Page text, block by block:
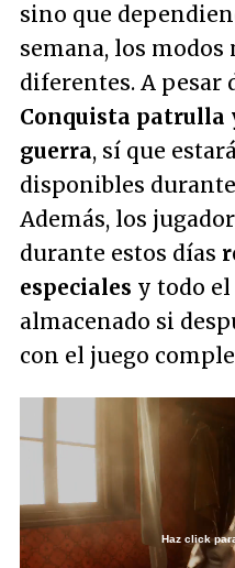
sino que
semana, los
diferentes. A pesar
Conquista patrulla
guerra, sí que
disponibles
Además, los
durante estos días
especiales y todo el
almacenado si
con el juego
Haz click